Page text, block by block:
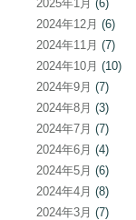
2025年1月 (6)
2024年12月 (6)
2024年11月 (7)
2024年10月 (10)
2024年9月 (7)
2024年8月 (3)
2024年7月 (7)
2024年6月 (4)
2024年5月 (6)
2024年4月 (8)
2024年3月 (7)